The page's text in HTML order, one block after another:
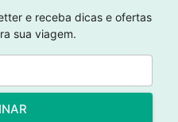
e receba dicas e ofertas
sua viagem.